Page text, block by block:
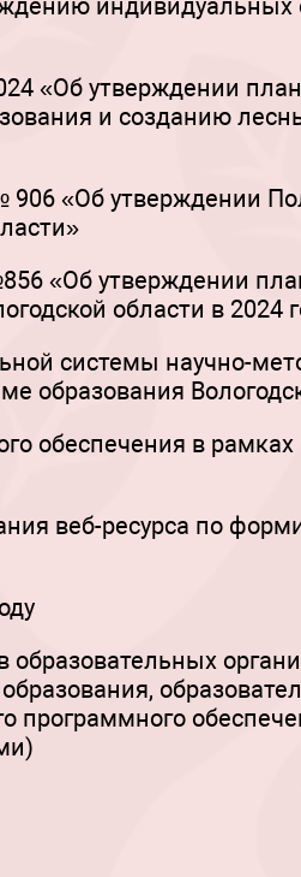
индивидуальных
«Об утверждении
и созданию
906 «Об утверждении
«Об утверждении
области в 2024
системы научно-
образования
обеспечения в рамках
веб-ресурса по
программного